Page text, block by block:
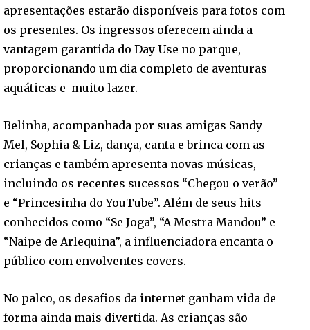
apresentações estarão disponíveis para fotos com
os presentes. Os ingressos oferecem ainda a
vantagem garantida do Day Use no parque,
proporcionando um dia completo de aventuras
aquáticas e muito lazer.
Belinha, acompanhada por suas amigas Sandy
Mel, Sophia & Liz, dança, canta e brinca com as
crianças e também apresenta novas músicas,
incluindo os recentes sucessos “Chegou o verão”
e “Princesinha do YouTube”. Além de seus hits
conhecidos como “Se Joga”, “A Mestra Mandou” e
“Naipe de Arlequina”, a influenciadora encanta o
público com envolventes covers.
No palco, os desafios da internet ganham vida de
forma ainda mais divertida. As crianças são